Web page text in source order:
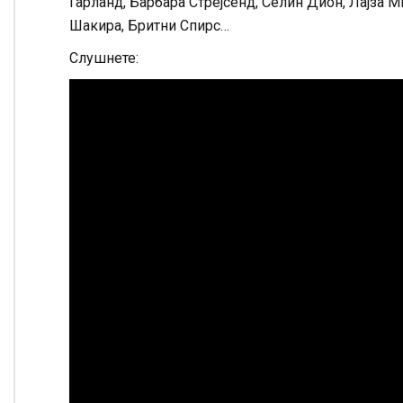
Шакира, Бритни Спирс…
Слушнете: